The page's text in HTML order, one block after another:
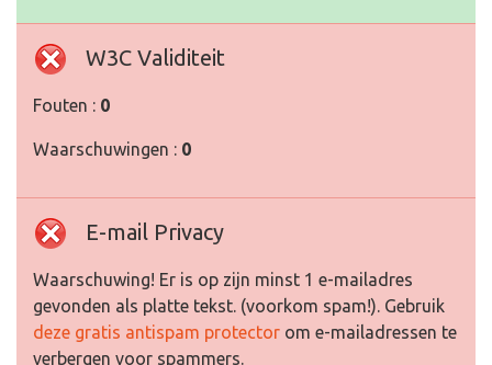
W3C Validiteit
Fouten : 0
Waarschuwingen : 0
E-mail Privacy
Waarschuwing! Er is op zijn minst 1 e-mailadres
gevonden als platte tekst. (voorkom spam!). Gebruik
deze gratis antispam protector om e-mailadressen te
verbergen voor spammers.